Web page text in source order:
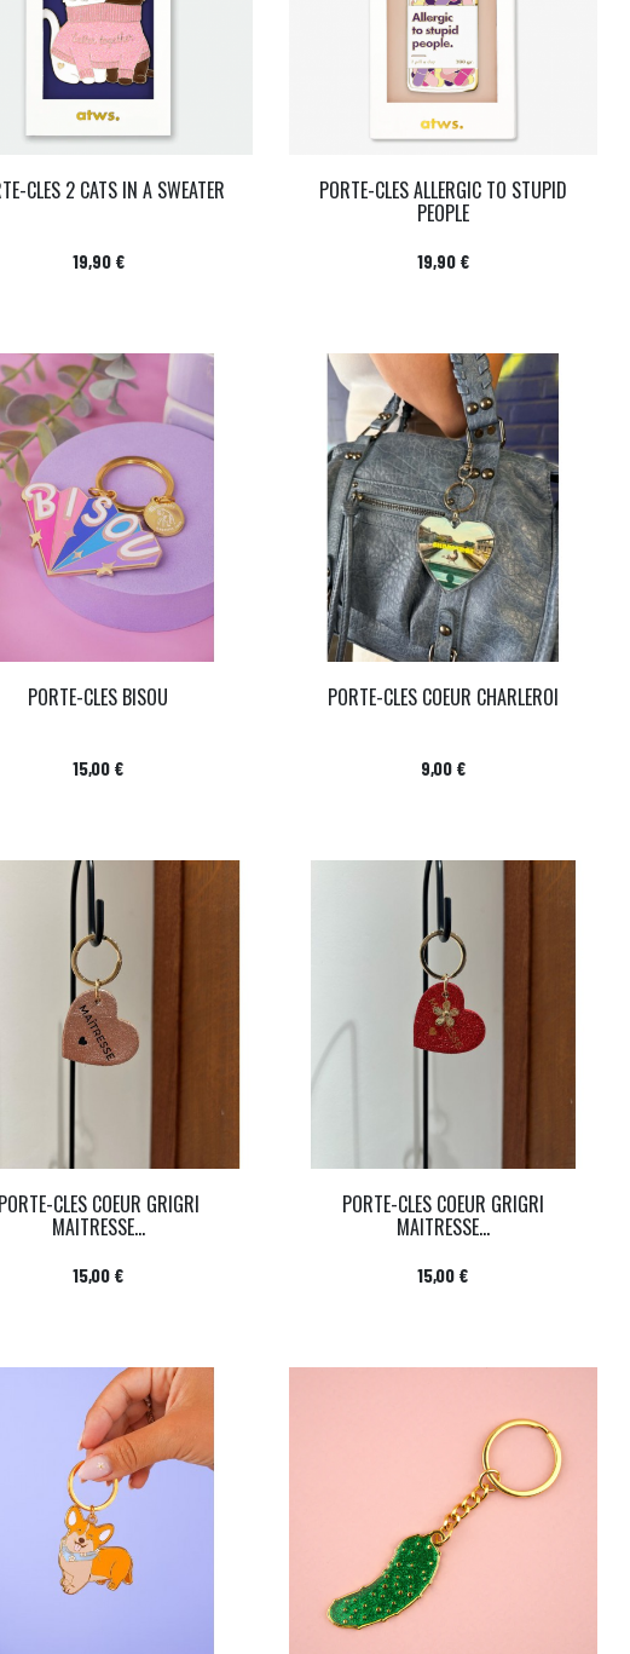
CLES 2 CATS IN A SWEATER
Prix
19,90 €
PORTE-CLES ALLERGIC TO STUPID
PEOPLE
Prix
19,90 €
PORTE-CLES BISOU
Prix
15,00 €
PORTE-CLES COEUR CHARLEROI
Prix
9,00 €
CLES COEUR GRIGRI
MAITRESSE...
Prix
15,00 €
PORTE-CLES COEUR GRIGRI
MAITRESSE...
Prix
15,00 €